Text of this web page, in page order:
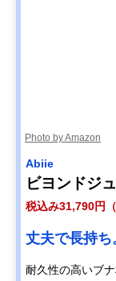
Photo by Amazon
Abiie
ビヨンドジ
税込み31,790円
丈夫で長持
耐久性の高いブ